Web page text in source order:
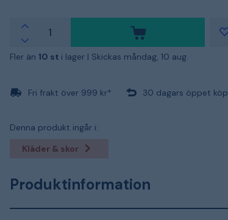
Fler än 10 st i lager | Skickas måndag, 10 aug.
Fri frakt över 999 kr* 30 dagars öppet köp
Denna produkt ingår i:
Kläder & skor
Produktinformation